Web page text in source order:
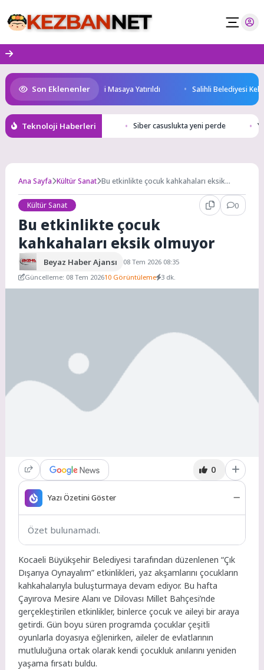
to
content
Son Eklenenler
ve Yatırım Potansiyeli Masaya Yatırıldı Salihli Belediyesi Keli
Teknoloji Haberleri Siber casuslukta yeni perde
Ana Sayfa Kültür Sanat Bu etkinlikte çocuk kahkahaları eksik
Kültür Sanat
0
Bu etkinlikte çocuk
kahkahaları eksik olmuyor
Beyaz Haber Ajansı
08 Tem 2026 08:35
Güncelleme: 08 Tem 202610 Görüntüleme 3 dk.
0
Yazı Özetini Göster
Özet bulunamadı.
Kocaeli Büyükşehir Belediyesi tarafından düzenlenen “Çık
Dışarıya Oynayalım” etkinlikleri, yaz akşamlarını çocukların
kahkahalarıyla buluşturmaya devam ediyor. Bu hafta
Çayırova Mesire Alanı ve Dilovası Millet Bahçesi’nde
gerçekleştirilen etkinlikler, binlerce çocuk ve aileyi bir araya
getirdi. Gün boyu süren programda çocuklar çeşitli
oyunlarla doyasıya eğlenirken, aileler de evlatlarının
mutluluğuna ortak olarak kendi çocukluk anılarını yeniden
yaşama fırsatı buldu.